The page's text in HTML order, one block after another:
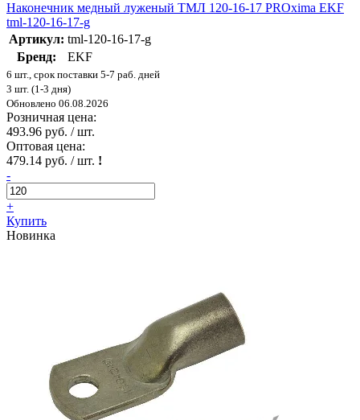
Наконечник медный луженый ТМЛ 120-16-17 PROxima EKF
tml-120-16-17-g
Артикул: tml-120-16-17-g
Бренд:
EKF
6 шт., срок поставки 5-7 раб. дней
3 шт. (1-3 дня)
Обновлено 06.08.2026
Розничная цена:
493.96 руб. / шт.
Оптовая цена:
479.14 руб. / шт. !
-
+
Купить
Новинка